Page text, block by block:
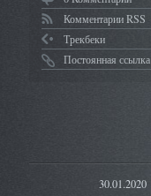
Комментарии RSS
Трекбеки
Постоянная ссылка
30.01.2020